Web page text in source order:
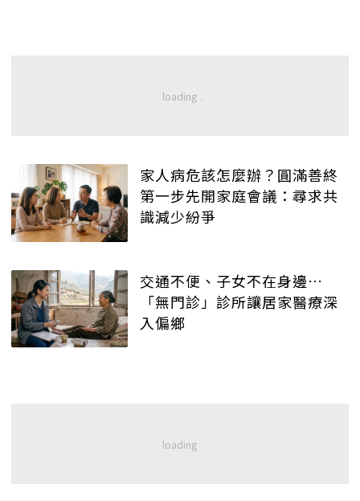
家人病危該怎麼辦？圓滿善終
第一步先開家庭會議：尋求共
識減少紛爭
交通不便、子女不在身邊…
「無門診」診所讓居家醫療深
入偏鄉